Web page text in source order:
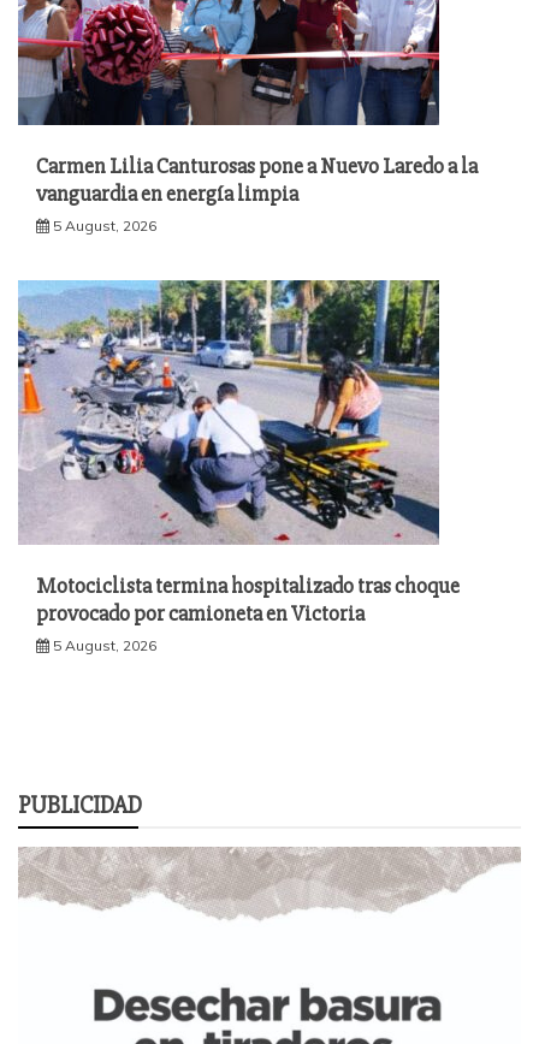
Carmen Lilia Canturosas pone a Nuevo Laredo a la
vanguardia en energía limpia
5 August, 2026
Motociclista termina hospitalizado tras choque
provocado por camioneta en Victoria
5 August, 2026
PUBLICIDAD